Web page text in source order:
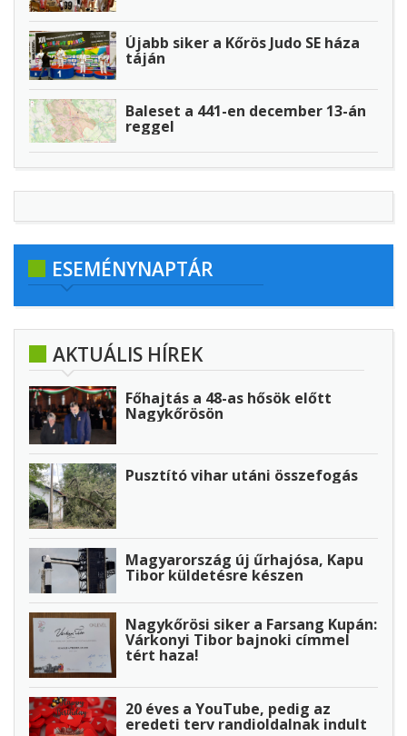
Újabb siker a Kőrös Judo SE háza
táján
Baleset a 441-en december 13-án
reggel
ESEMÉNYNAPTÁR
AKTUÁLIS HÍREK
Főhajtás a 48-as hősök előtt
Nagykőrösön
Pusztító vihar utáni összefogás
Magyarország új űrhajósa, Kapu
Tibor küldetésre készen
Nagykőrösi siker a Farsang Kupán:
Várkonyi Tibor bajnoki címmel
tért haza!
20 éves a YouTube, pedig az
eredeti terv randioldalnak indult